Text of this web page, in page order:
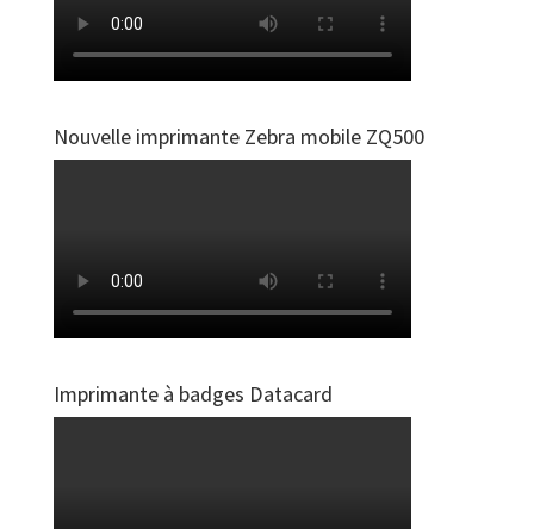
Nouvelle imprimante Zebra mobile ZQ500
Imprimante à badges Datacard